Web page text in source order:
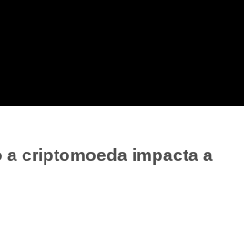
criptomoeda impacta a